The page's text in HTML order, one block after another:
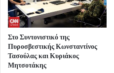
Στο Συντονιστικό της
Πυροσβεστικής Κωνσταντίνος
Τασούλας και Κυριάκος
Μητσοτάκης